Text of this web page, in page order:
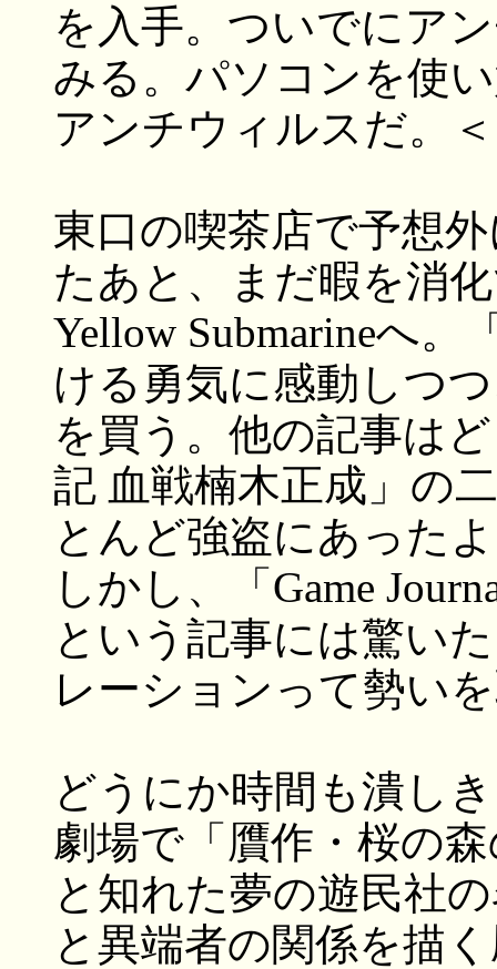
を入手。ついでにア
みる。パソコンを使
アンチウィルスだ。
東口の喫茶店で予想
たあと、まだ暇を消
Yellow Submarineへ
ける勇気に感動しつつ
を買う。他の記事は
記 血戦楠木正成」の
とんど強盗にあった
しかし、「Game
という記事には驚い
レーションって勢い
どうにか時間も潰し
劇場で「贋作・桜の
と知れた夢の遊民社
と異端者の関係を描